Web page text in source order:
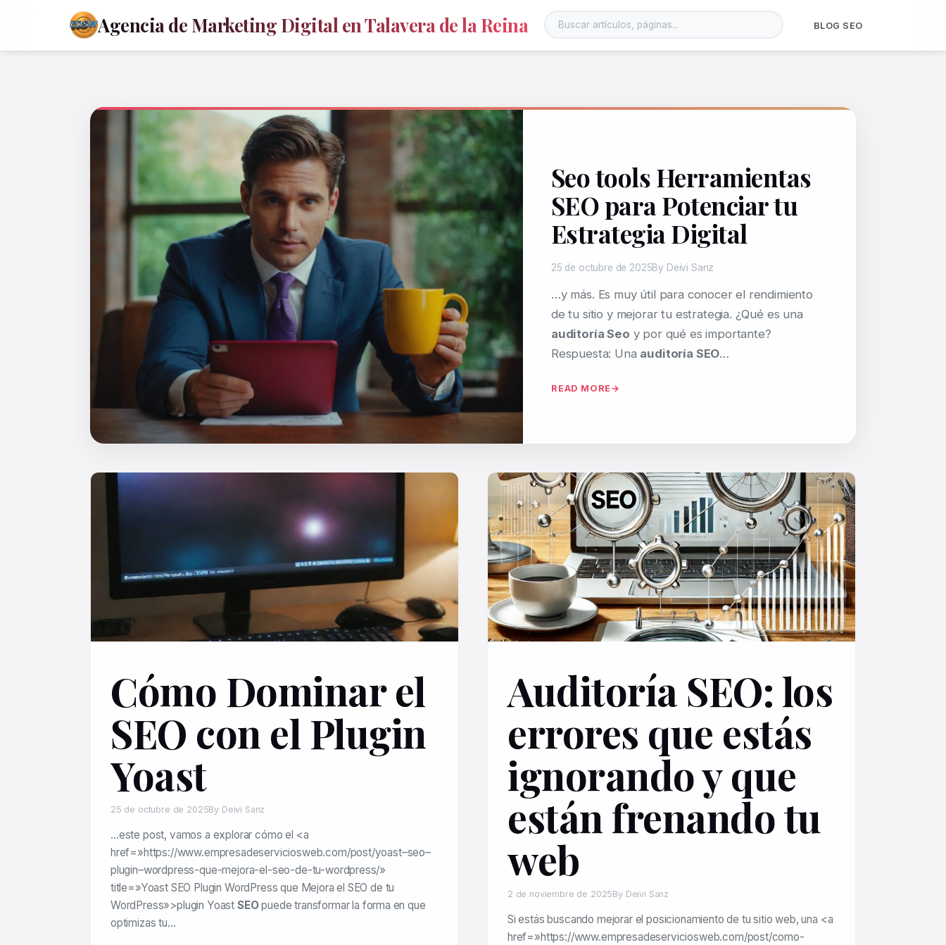
Agencia de Marketing Digital en Talavera de la Reina BLOG SEO
Seo tools Herramientas
SEO para Potenciar tu
Estrategia Digital
25 de octubre de 2025By Deivi Sanz
…y más. Es muy útil para conocer el rendimiento
de tu sitio y mejorar tu estrategia. ¿Qué es una
auditoría Seo y por qué es importante?
Respuesta: Una auditoría SEO…
READ MORE
Cómo Dominar el
SEO con el Plugin
Yoast
25 de octubre de 2025By Deivi Sanz
…este post, vamos a explorar cómo el <a
href=»https://www.empresadeserviciosweb.com/post/yoast–seo–
plugin–wordpress-que-mejora-el-seo-de-tu-wordpress/»
title=»Yoast SEO Plugin WordPress que Mejora el SEO de tu
WordPress»>plugin Yoast SEOpuede transformar la forma en que
optimizas tu…
Auditoría SEO: los
errores que estás
ignorando y que
están frenando tu
web
2 de noviembre de 2025By Deivi Sanz
Si estás buscando mejorar el posicionamiento de tu sitio web, una <a
href=»https://www.empresadeserviciosweb.com/post/como-